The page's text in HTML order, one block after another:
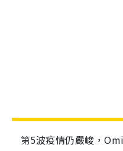
第5波疫情仍嚴峻，